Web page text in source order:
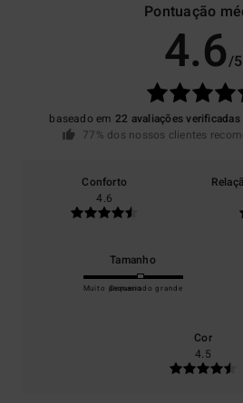
Pontuação
4.6/5
baseado em 22 avaliações verificadas
77% dos nossos clientes
Conforto
4.6
Tamanho
Muito pequeno
Demasiado grande
Cor
4.5